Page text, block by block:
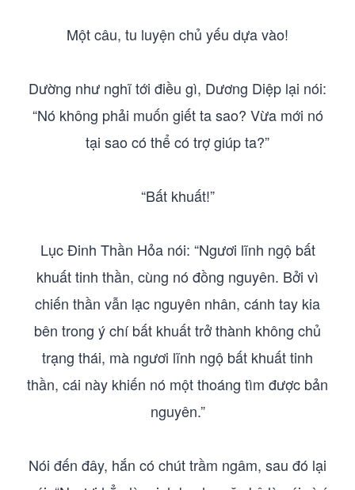
Một câu, tu luyện chủ yếu dựa vào!
Dường như nghĩ tới điều gì, Dương Diệp lại nói:
“Nó không phải muốn giết ta sao? Vừa mới nó
tại sao có thể có trợ giúp ta?”
“Bất khuất!”
Lục Đinh Thần Hỏa nói: “Ngươi lĩnh ngộ bất
khuất tinh thần, cùng nó đồng nguyên. Bởi vì
chiến thần vẫn lạc nguyên nhân, cánh tay kia
bên trong ý chí bất khuất trở thành không chủ
trạng thái, mà ngươi lĩnh ngộ bất khuất tinh
thần, cái này khiến nó một thoáng tìm được bản
nguyên.”
Nói đến đây, hắn có chút trầm ngâm, sau đó lại